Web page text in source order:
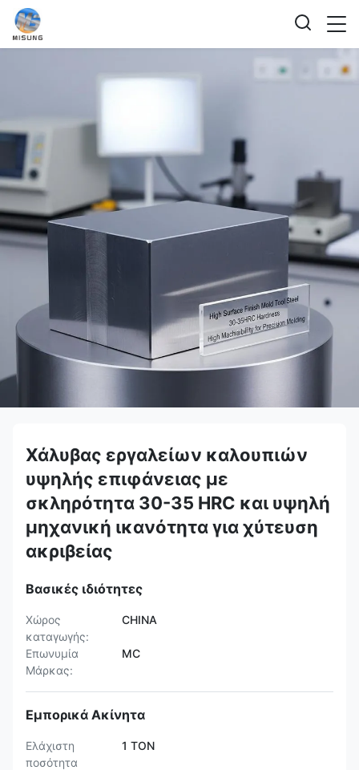
Χάλυβας εργαλείων καλουπιών
υψηλής επιφάνειας με
σκληρότητα 30-35 HRC και υψηλή
μηχανική ικανότητα για χύτευση
ακριβείας
Βασικές ιδιότητες
Χώρος
καταγωγής:
CHINA
Επωνυμία
Μάρκας:
MC
Εμπορικά Ακίνητα
Ελάχιστη
ποσότητα
1 TON